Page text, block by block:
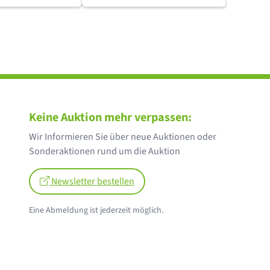
Keine Auktion mehr verpassen:
Wir Informieren Sie über neue Auktionen oder
Sonderaktionen rund um die Auktion
Newsletter bestellen
Eine Abmeldung ist jederzeit möglich.